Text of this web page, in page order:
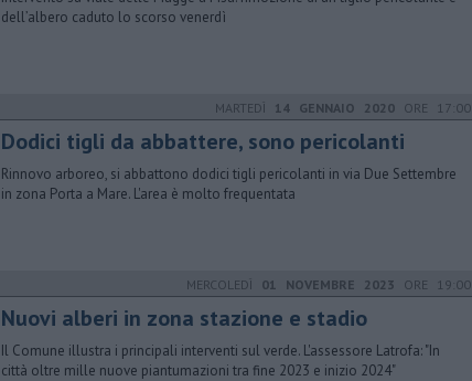
dell’albero caduto lo scorso venerdì
MARTEDÌ 14 GENNAIO 2020 ORE 17:00
Dodici tigli da abbattere, sono pericolanti
Rinnovo arboreo, si abbattono dodici tigli pericolanti in via Due Settembre
in zona Porta a Mare. L'area è molto frequentata
MERCOLEDÌ 01 NOVEMBRE 2023 ORE 19:00
Nuovi alberi in zona stazione e stadio
Il Comune illustra i principali interventi sul verde. L'assessore Latrofa: "In
città oltre mille nuove piantumazioni tra fine 2023 e inizio 2024"